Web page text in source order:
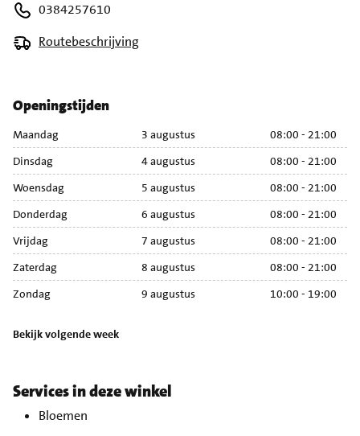
0384257610
Routebeschrijving
Openingstijden
Maandag 3 augustus
08:00 - 21:00
Dinsdag
4 augustus
08:00 - 21:00
Woensdag
5 augustus
08:00 - 21:00
Donderdag
6 augustus
08:00 - 21:00
Vrijdag
7 augustus
08:00 - 21:00
Zaterdag
8 augustus
08:00 - 21:00
Zondag
9 augustus 10:00 - 19:00
Bekijk volgende week
Services in deze winkel
Bloemen